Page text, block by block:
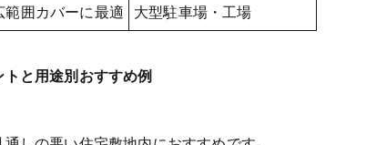
囲カバーに最適 大型駐車場・工場
と用途別おすすめ例